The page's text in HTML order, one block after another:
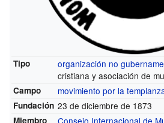
Tipo organización no
cristiana y asociación de
Campo movimiento por la
Fundación 23 de diciembre de 1873
Miembro
Consejo Internacional de